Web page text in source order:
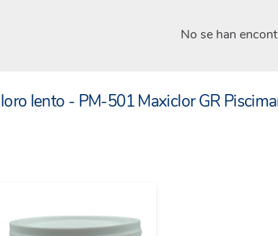
No se han
lento - PM-501 Maxiclor GR